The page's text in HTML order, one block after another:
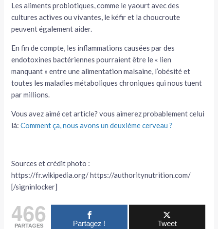
Les aliments probiotiques, comme le yaourt avec des
cultures actives ou vivantes, le kéfir et la choucroute
peuvent également aider.
En fin de compte, les inflammations causées par des
endotoxines bactériennes pourraient être le « lien
manquant » entre une alimentation malsaine, l’obésité et
toutes les maladies métaboliques chroniques qui nous tuent
par millions.
Vous avez aimé cet article? vous aimerez probablement celui
là:Comment ça, nous avons un deuxième cerveau ?
Sources et crédit photo :
https://fr.wikipedia.org/ https://authoritynutrition.com/
[/signinlocker]
466
PARTAGES Partagez ! Tweet